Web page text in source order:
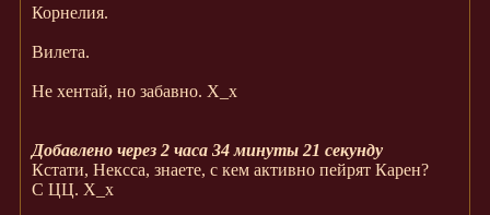
Корнелия.
Вилета.
Не хентай, но забавно. Х_х
Добавлено через 2 часа 34 минуты 21 секунду
Кстати, Нексса, знаете, с кем активно пейрят Карен?
С ЦЦ. Х_х